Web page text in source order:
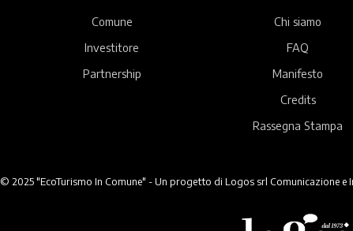
Comune
Investitore
Partnership
Chi siamo
FAQ
Manifesto
Credits
Rassegna Stampa
© 2025 "EcoTurismo In Comune" - Un progetto di Logos srl Comunicazione